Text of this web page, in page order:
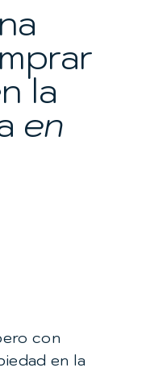
la
en
con
en la